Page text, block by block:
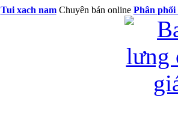
Tui xach namChuyên bán online Phân phối